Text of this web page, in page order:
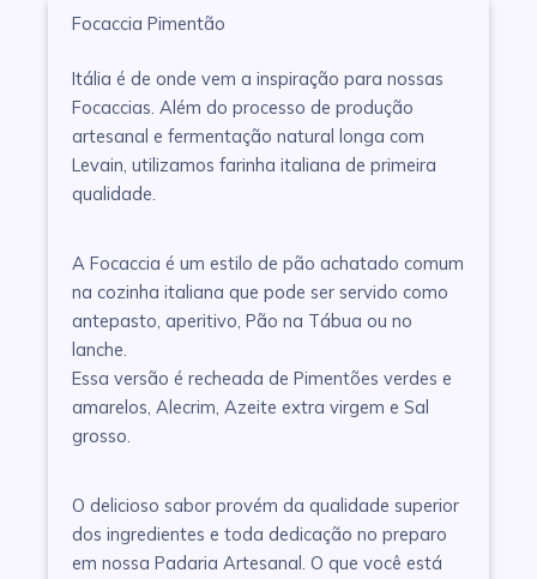
Focaccia Pimentão
Itália é de onde vem a inspiração para nossas
Focaccias. Além do processo de produção
artesanal e fermentação natural longa com
Levain, utilizamos farinha italiana de primeira
qualidade.
A Focaccia é um estilo de pão achatado comum
na cozinha italiana que pode ser servido como
antepasto, aperitivo, Pão na Tábua ou no
lanche.
Essa versão é recheada de Pimentões verdes e
amarelos, Alecrim, Azeite extra virgem e Sal
grosso.
O delicioso sabor provém da qualidade superior
dos ingredientes e toda dedicação no preparo
em nossa Padaria Artesanal. O que você está